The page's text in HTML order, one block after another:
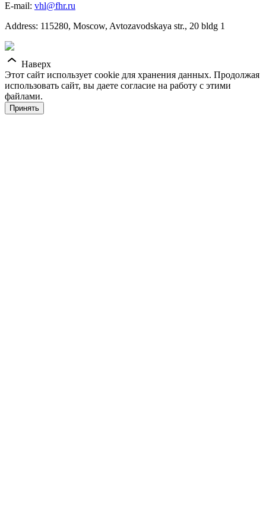
E-mail: vhl@fhr.ru
Address: 115280, Moscow, Avtozavodskaya str., 20 bldg 1
Наверх
Этот сайт использует cookie для хранения данных. Продолжая
использовать сайт, вы даете согласие на работу с этими
файлами.
Принять